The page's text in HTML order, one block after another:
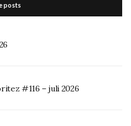
posts
#116 – juli 2026